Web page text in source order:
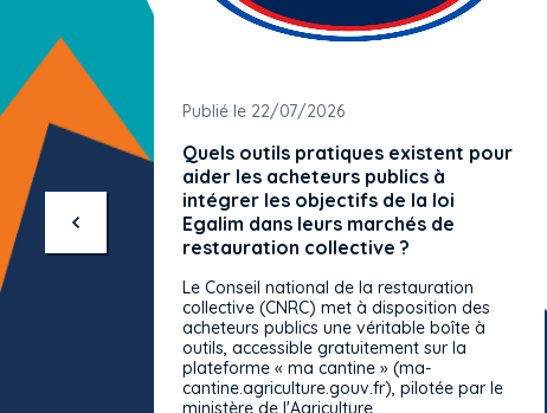
Publié le 22/07/2026
Quels outils pratiques existent pour
aider les acheteurs publics à
intégrer les objectifs de la loi
Egalim dans leurs marchés de
restauration collective ?
Le Conseil national de la restauration
collective (CNRC) met à disposition des
acheteurs publics une véritable boîte à
outils, accessible gratuitement sur la
plateforme « ma cantine » (ma-
cantine.agriculture.gouv.fr), pilotée par le
ministère de l'Agriculture.